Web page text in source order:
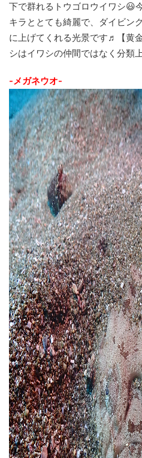
下で群れるトウゴロウイワシ😃
キラととても綺麗で、ダイビン
に上げてくれる光景です♬【黄
シはイワシの仲間ではなく分類
-メガネウオ-